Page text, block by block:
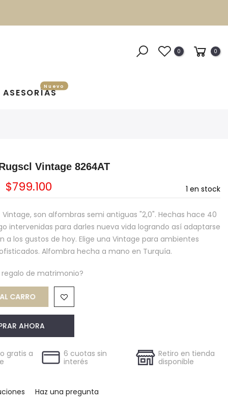
0 0
ASESORÍAS
Nuevo
Vintage 8264AT
1 en stock
$799.100
son alfombras semi antiguas "2,0". Hechas hace 40
intervenidas para darles nueva vida logrando así adaptarse
a los gustos de hoy. Elige una Vintage para ambientes
Alfombra hecha a mano en Turquía.
regalo de matrimonio?
CARRO
AHORA
gratis a
6 cuotas sin
interés
Retiro en tienda
disponible
Haz una pregunta